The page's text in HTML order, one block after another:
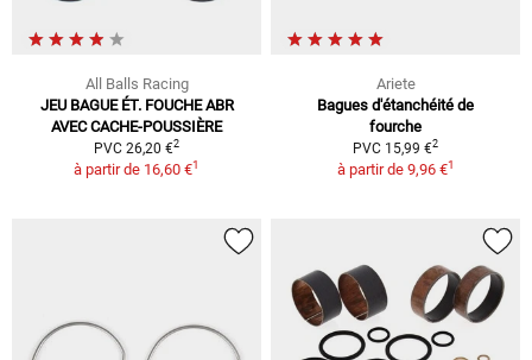
All Balls Racing
JEU BAGUE ÉT. FOUCHE ABR
AVEC CACHE-POUSSIÈRE
PVC 26,20 €2
à partir de 16,60 €1
Ariete
Bagues d'étanchéité de
fourche
PVC 15,99 €2
à partir de 9,96 €1